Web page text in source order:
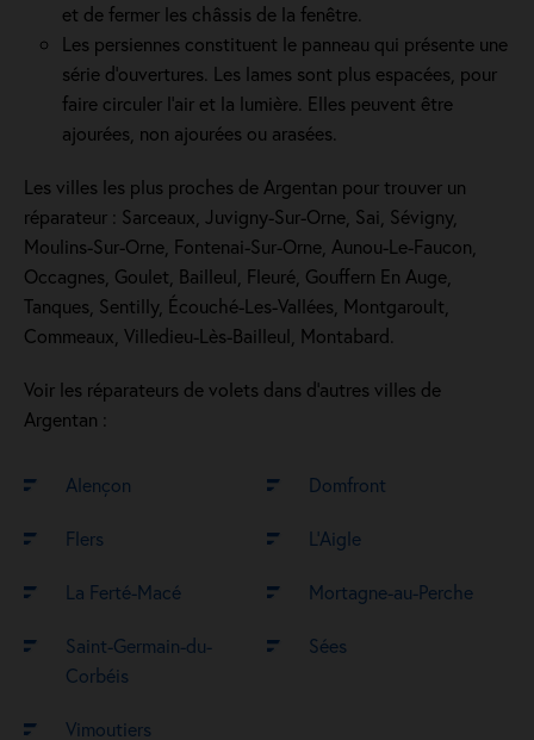
et de fermer les châssis de la fenêtre.
Les persiennes constituent le panneau qui présente une
série d’ouvertures. Les lames sont plus espacées, pour
faire circuler l’air et la lumière. Elles peuvent être
ajourées, non ajourées ou arasées.
Les villes les plus proches de Argentan pour trouver un
réparateur : Sarceaux, Juvigny-Sur-Orne, Sai, Sévigny,
Moulins-Sur-Orne, Fontenai-Sur-Orne, Aunou-Le-Faucon,
Occagnes, Goulet, Bailleul, Fleuré, Gouffern En Auge,
Tanques, Sentilly, Écouché-Les-Vallées, Montgaroult,
Commeaux, Villedieu-Lès-Bailleul, Montabard.
Voir les réparateurs de volets dans d’autres villes de
Argentan :
Alençon Domfront
Flers L’Aigle
La Ferté-Macé Mortagne-au-Perche
Saint-Germain-du-
Corbéis
Sées
Vimoutiers